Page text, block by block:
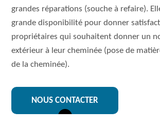
grandes réparations (souche à refaire).
grande disponibilité pour donner
propriétaires qui souhaitent donner un
extérieur à leur cheminée (pose de
de la cheminée).
NOUS CONTACTER